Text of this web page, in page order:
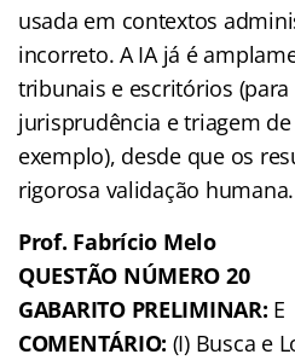
usada em contextos
incorreto. A IA já é
tribunais e escritórios (para
jurisprudência e triagem
exemplo), desde que os
rigorosa validação humana.
Prof. Fabrício Melo
QUESTÃO NÚMERO 20
GABARITO PRELIMINAR: E
COMENTÁRIO: (I) Busca e